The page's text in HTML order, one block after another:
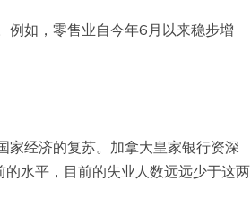
例如，零售业自今年6月以来稳步增
家经济的复苏。加拿大皇家银行资深
水平，目前的失业人数远远少于这两